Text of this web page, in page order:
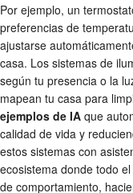
Por ejemplo, un
preferencias de
ajustarse
casa. Los sistemas de
según tu presencia o la
mapean tu casa para
ejemplos de IA que
calidad de vida y
estos sistemas con
ecosistema donde todo
de comportamiento,